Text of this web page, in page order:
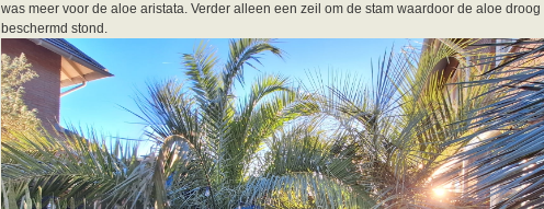
was meer voor de aloe aristata. Verder alleen een zeil om de stam waardoor de aloe droog
beschermd stond.